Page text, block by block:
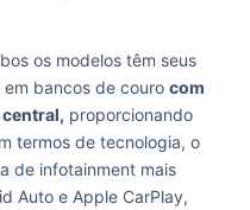
os modelos têm seus
bancos de couro com
proporcionando
termos de tecnologia, o
de infotainment mais
Auto e Apple CarPlay,